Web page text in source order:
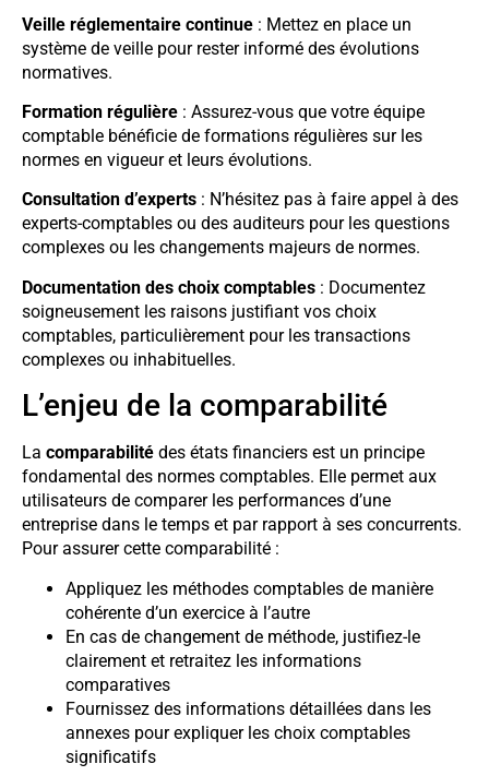
Veille réglementaire continue : Mettez en place un
système de veille pour rester informé des évolutions
normatives.
Formation régulière : Assurez-vous que votre équipe
comptable bénéficie de formations régulières sur les
normes en vigueur et leurs évolutions.
Consultation d’experts : N’hésitez pas à faire appel à des
experts-comptables ou des auditeurs pour les questions
complexes ou les changements majeurs de normes.
Documentation des choix comptables : Documentez
soigneusement les raisons justifiant vos choix
comptables, particulièrement pour les transactions
complexes ou inhabituelles.
L’enjeu de la comparabilité
La comparabilité des états financiers est un principe
fondamental des normes comptables. Elle permet aux
utilisateurs de comparer les performances d’une
entreprise dans le temps et par rapport à ses concurrents.
Pour assurer cette comparabilité :
Appliquez les méthodes comptables de manière
cohérente d’un exercice à l’autre
En cas de changement de méthode, justifiez-le
clairement et retraitez les informations
comparatives
Fournissez des informations détaillées dans les
annexes pour expliquer les choix comptables
significatifs